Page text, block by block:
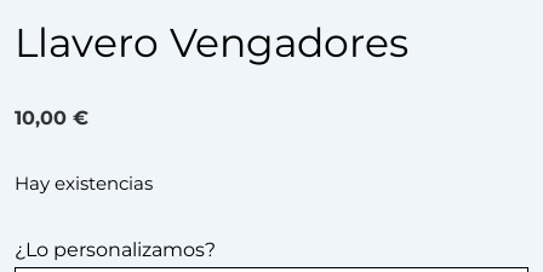
Llavero Vengadores
10,00 €
Hay existencias
¿Lo personalizamos?